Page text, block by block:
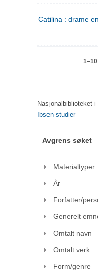
Catilina : drame
Nasjonalbiblioteket
Ibsen-studier
Avgrens søket
Materialtyper
År
Forfatter/
Generelt
Omtalt navn
Omtalt verk
Form/genre